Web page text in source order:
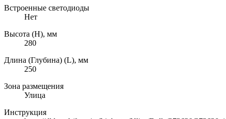
Встроенные светодиоды
Нет
Высота (H), мм
280
Длина (Глубина) (L), мм
250
Зона размещения
Улица
Инструкция